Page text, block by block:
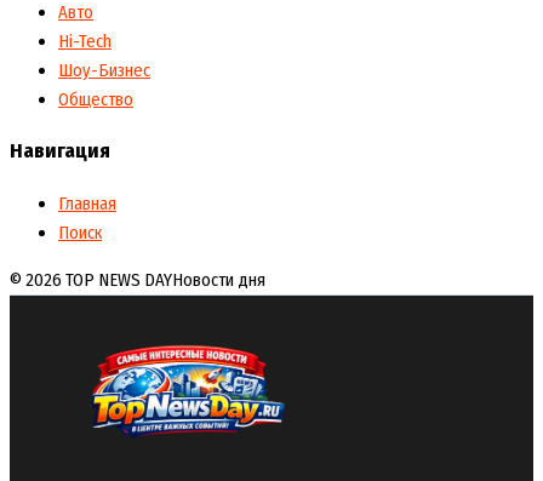
Авто
Hi-Tech
Шоу-Бизнес
Общество
Навигация
Главная
Поиск
© 2026 TOP NEWS DAYНовости дня